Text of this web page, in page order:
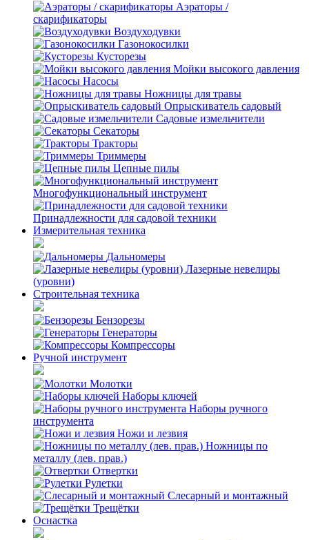
Аэраторы /
скарификаторы
Воздуходувки
Газонокосилки
Кусторезы
Мойки высокого давления
Насосы
Ножницы для травы
Опрыскиватель садовый
Садовые измельчители
Секаторы
Тракторы
Триммеры
Цепные пилы
Многофункциональный инструмент
Принадлежности для садовой техники
Измерительная техника
Дальномеры
Лазерные невелиры
(уровни)
Строительная техника
Бензорезы
Генераторы
Компрессоры
Ручной инструмент
Молотки
Наборы ключей
Наборы ручного
инструмента
Ножи и лезвия
Ножницы по
металлу (лев. прав.)
Отвертки
Рулетки
Слесарный и монтажный
Трещётки
Оснастка